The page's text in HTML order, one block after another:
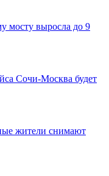
мосту выросла до 9
Сочи-Москва будет
жители снимают